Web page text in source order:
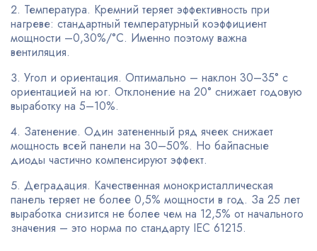
Температура. Кремний теряет эффективность при
нагреве: стандартный температурный коэффициент
мощности –0,30%/°C. Именно поэтому важна
вентиляция.
Угол и ориентация. Оптимально – наклон 30–35° с
ориентацией на юг. Отклонение на 20° снижает годовую
выработку на 5–10%.
Затенение. Один затененный ряд ячеек снижает
мощность всей панели на 30–50%. Но байпасные
диоды частично компенсируют эффект.
Деградация. Качественная монокристаллическая
панель теряет не более 0,5% мощности в год. За 25 лет
выработка снизится не более чем на 12,5% от начального
значения – это норма по стандарту IEC 61215.